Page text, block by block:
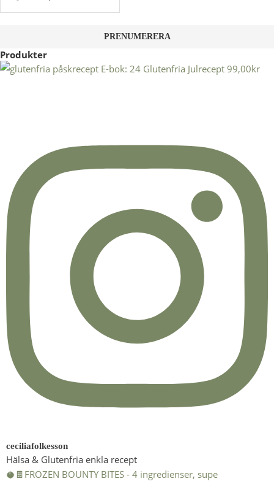
Produkter
E-bok: 24 Glutenfria Julrecept 99,00kr
ceciliafolkesson
Hälsa & Glutenfria enkla recept
🥥🍫FROZEN BOUNTY BITES - 4 ingredienser, supe